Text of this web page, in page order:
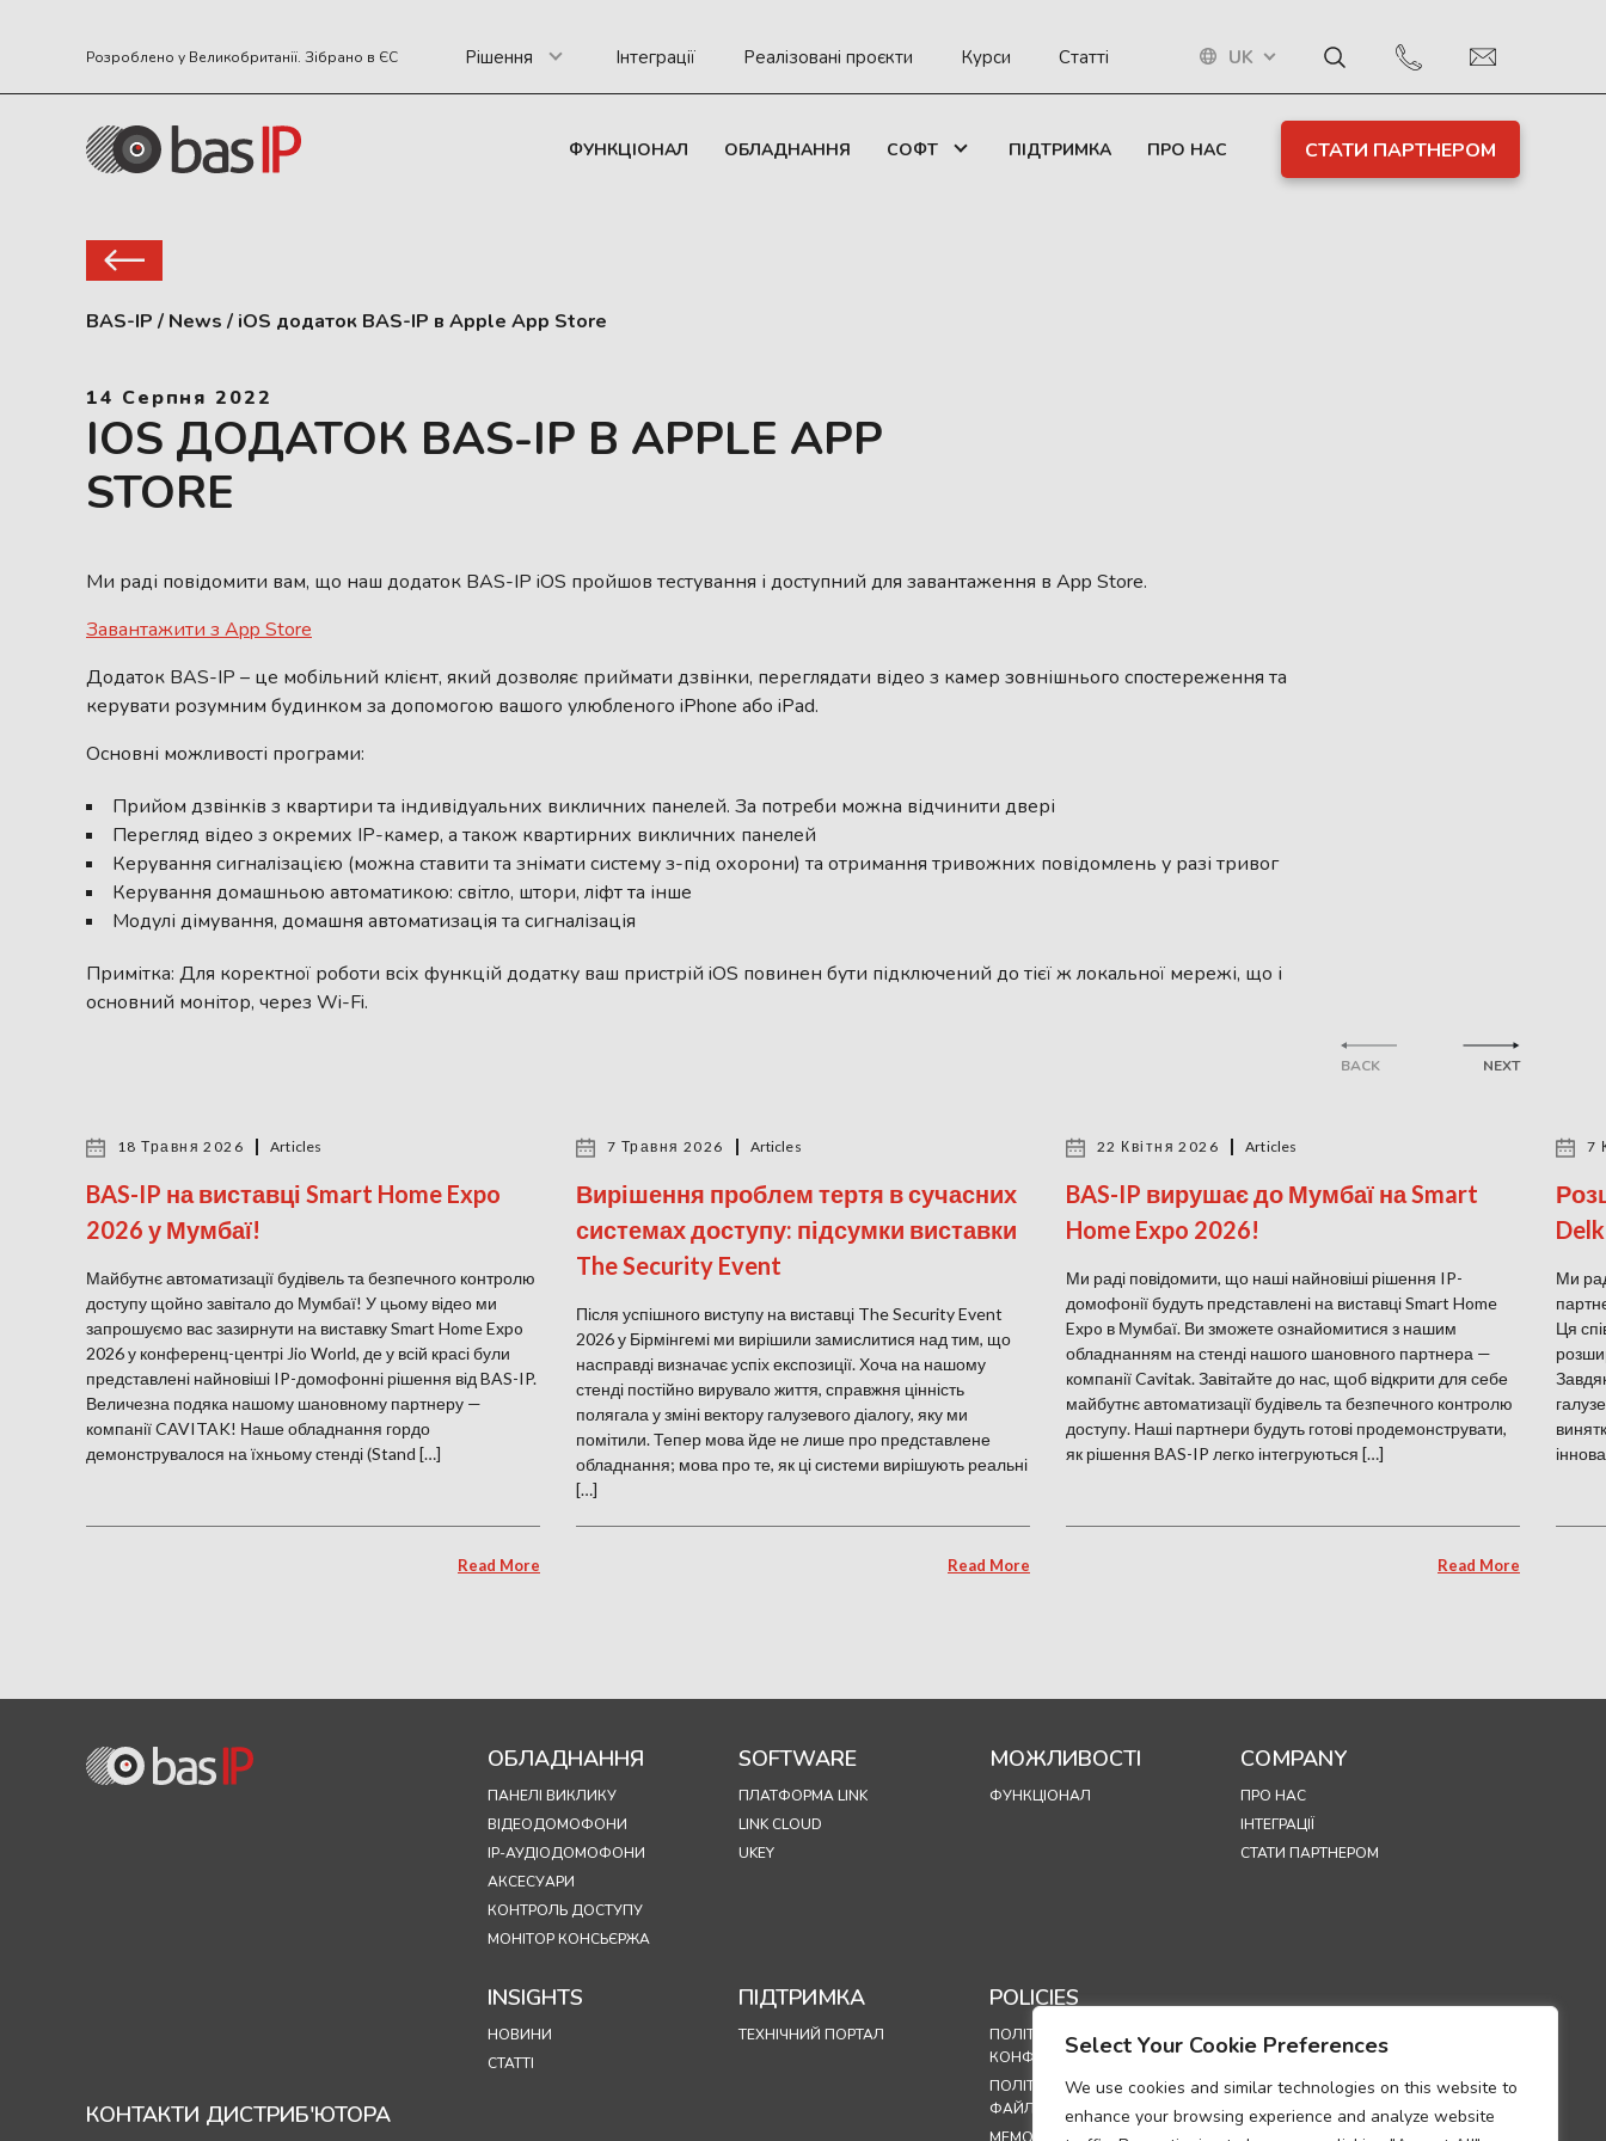
Select Your Cookie Preferences
We use cookies and similar technologies on this website to
enhance your browsing experience and analyze website
Розроблено у Великобританії. Зібрано в ЄС Рішення Інтеграції Реалізовані проєкти Курси Статті UK
ФУНКЦІОНАЛ ОБЛАДНАННЯ СОФТ ПІДТРИМКА ПРО НАС СТАТИ ПАРТНЕРОМ
BAS-IP / News / iOS додаток BAS-IP в Apple App Store
14 Серпня 2022
IOS ДОДАТОК BAS-IP В APPLE APP
STORE
Ми раді повідомити вам, що наш додаток BAS-IP iOS пройшов тестування і доступний для завантаження в App Store.
Завантажити з App Store
Додаток BAS-IP – це мобільний клієнт, який дозволяє приймати дзвінки, переглядати відео з камер зовнішнього спостереження та
керувати розумним будинком за допомогою вашого улюбленого iPhone або iPad.
Основні можливості програми:
Прийом дзвінків з квартири та індивідуальних викличних панелей. За потреби можна відчинити двері
Перегляд відео з окремих IP-камер, а також квартирних викличних панелей
Керування сигналізацією (можна ставити та знімати систему з-під охорони) та отримання тривожних повідомлень у разі тривог
Керування домашньою автоматикою: світло, штори, ліфт та інше
Модулі дімування, домашня автоматизація та сигналізація
Примітка: Для коректної роботи всіх функцій додатку ваш пристрій iOS повинен бути підключений до тієї ж локальної мережі, що і
основний монітор, через Wi-Fi.
BACK
18 Травня 2026 Articles
BAS-IP на виставці Smart Home Expo
2026 у Мумбаї!
Майбутнє автоматизації будівель та безпечного контролю
доступу щойно завітало до Мумбаї! У цьому відео ми
запрошуємо вас зазирнути на виставку Smart Home Expo
2026 у конференц-центрі Jio World, де у всій красі були
представлені найновіші IP-домофонні рішення від BAS-IP.
Величезна подяка нашому шановному партнеру —
компанії CAVITAK! Наше обладнання гордо
демонструвалося на їхньому стенді (Stand […]
Read More
7 Травня 2026 Articles
Вирішення проблем тертя в сучасних
системах доступу: підсумки виставки
The Security Event
Після успішного виступу на виставці The Security Event
2026 у Бірмінгемі ми вирішили замислитися над тим, що
насправді визначає успіх експозиції. Хоча на нашому
стенді постійно вирувало життя, справжня цінність
полягала у зміні вектору галузевого діалогу, яку ми
помітили. Тепер мова йде не лише про представлене
обладнання; мова про те, як ці системи вирішують реальні
[…]
Read More
22 Квітня 2026 Articles
BAS-IP вирушає до Мумбаї на Smart
Home Expo 2026!
Ми раді повідомити, що наші найновіші рішення IP-
домофонії будуть представлені на виставці Smart Home
Expo в Мумбаї. Ви зможете ознайомитися з нашим
обладнанням на стенді нашого шановного партнера —
компанії Cavitak. Завітайте до нас, щоб відкрити для себе
майбутнє автоматизації будівель та безпечного контролю
доступу. Наші партнери будуть готові продемонструвати,
як рішення BAS-IP легко інтегруються […]
Read More
7
Ми
Ця
NEXT
КОНТАКТИ ДИСТРИБ'ЮТОРА
ОБЛАДНАННЯ
ПАНЕЛІ ВИКЛИКУ
ВІДЕОДОМОФОНИ
IP-АУДІОДОМОФОНИ
АКСЕСУАРИ
КОНТРОЛЬ ДОСТУПУ
МОНІТОР КОНСЬЄРЖА
SOFTWARE
ПЛАТФОРМА LINK
LINK CLOUD
UKEY
МОЖЛИВОСТІ
ФУНКЦІОНАЛ
COMPANY
ПРО НАС
ІНТЕГРАЦІЇ
СТАТИ ПАРТНЕРОМ
INSIGHTS
НОВИНИ
СТАТТІ
ПІДТРИМКА
ТЕХНІЧНИЙ ПОРТАЛ
POLICIES
ПОЛІТИКА
КОНФІДЕНЦІЙНОСТІ
ПОЛІТИКА ВИКОРИСТАННЯ
ФАЙЛІВ COOKIE